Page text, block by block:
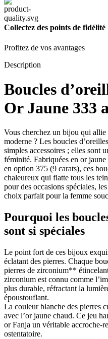
Collectez des points de fidélité
Profitez de vos avantages
Description
Boucles
Or Jaune 333
Vous cherchez un bijou qui
moderne ? Les boucles
simples accessoires ; elles sont
féminité. Fabriquées en or
en option 375 (9 carats), ces
chaleureux qui flatte tous les
pour des occasions spéciales,
choix parfait pour la femme
Pourquoi les
sont si spéciales
Le point fort de ces bijoux
éclatant des pierres. Chaque
pierres de zirconium**
zirconium est connu comme
plus durable, réfractant la
époustouflant.
La couleur blanche des pierres
avec l’or jaune chaud. Ce jeu
or Fanja un véritable accroche-
ostentatoire.